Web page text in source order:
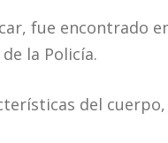
fue encontrado
la Policía.
del